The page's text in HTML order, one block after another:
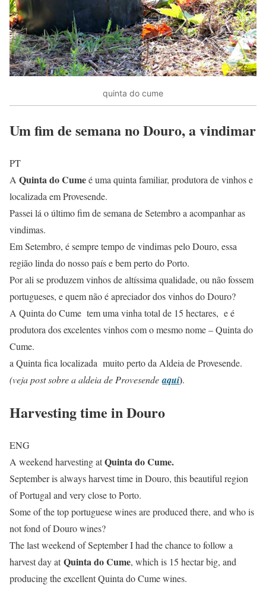
quinta do cume
Um fim de semana no Douro, a vindimar
PT
A Quinta do Cumeé uma quinta familiar, produtora de vinhos e
localizada em Provesende.
Passei lá o último fim de semana de Setembro a acompanhar as
vindimas.
Em Setembro, é sempre tempo de vindimas pelo Douro, essa
região linda do nosso país e bem perto do Porto.
Por ali se produzem vinhos de altíssima qualidade, ou não fossem
portugueses, e quem não é apreciador dos vinhos do Douro?
A Quinta do Cume tem uma vinha total de 15 hectares, e é
produtora dos excelentes vinhos com o mesmo nome – Quinta do
Cume.
a Quinta fica localizada muito perto da Aldeia de Provesende.
(veja post sobre a aldeia de Provesendeaqui).
Harvesting time in Douro
ENG
A weekend harvesting atQuinta do Cume.
September is always harvest time in Douro, this beautiful region
of Portugal and very close to Porto.
Some of the top portuguese wines are produced there, and who is
not fond of Douro wines?
The last weekend of September I had the chance to follow a
harvest day atQuinta do Cume, which is 15 hectar big, and
producing the excellent Quinta do Cume wines.